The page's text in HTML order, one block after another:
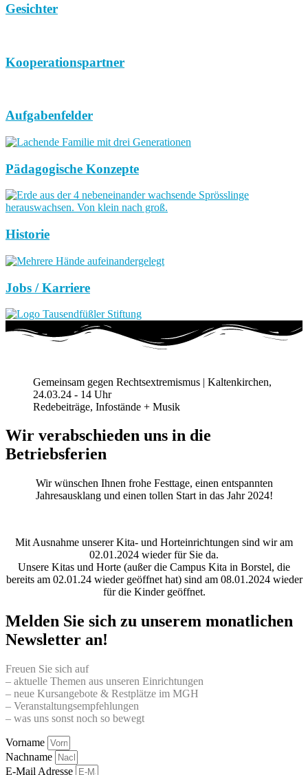
Gesichter
Kooperationspartner
Aufgabenfelder
Pädagogische Konzepte
Historie
Jobs / Karriere
Gemeinsam gegen Rechtsextremismus | Kaltenkirchen,
24.03.24 - 14 Uhr
Redebeiträge, Infostände + Musik
Wir verabschieden uns in die
Betriebsferien
Wir wünschen Ihnen frohe Festtage, einen entspannten
Jahresausklang und einen tollen Start in das Jahr 2024!
Mit Ausnahme unserer Kita- und Horteinrichtungen sind wir am
02.01.2024 wieder für Sie da.
Unsere Kitas und Horte (außer die Campus Kita in Borstel, die
bereits am 02.01.24 wieder geöffnet hat) sind am 08.01.2024 wieder
für die Kinder geöffnet.
Melden Sie sich zu unserem monatlichen
Newsletter an!
Freuen Sie sich auf
– aktuelle Themen aus unseren Einrichtungen
– neue Kursangebote & Restplätze im MGH
– Veranstaltungsempfehlungen
– was uns sonst noch so bewegt
Vorname
Nachname
E-Mail Adresse